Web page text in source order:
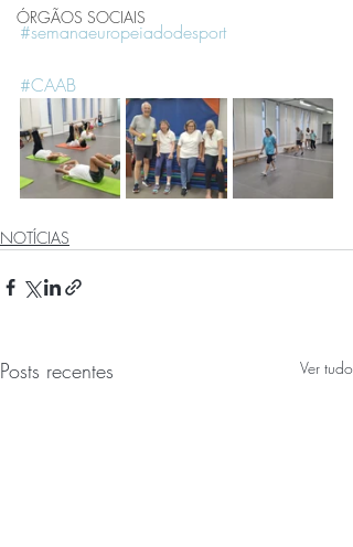
ÓRGÃOS SOCIAIS
#semanaeuropeiadodesport
#CAAB
NOTÍCIAS
Posts recentes Ver tudo